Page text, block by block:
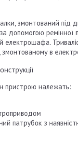
змонтований під
допомогою ремінної
електрошафа.
змонтованому в
пристрою належать:
патрубок з